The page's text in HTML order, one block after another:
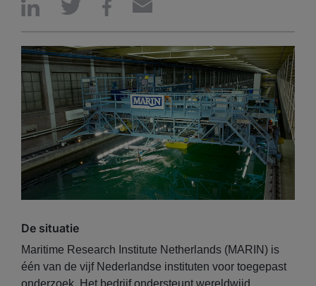
De situatie
Maritime Research Institute Netherlands (MARIN) is
één van de vijf Nederlandse instituten voor toegepast